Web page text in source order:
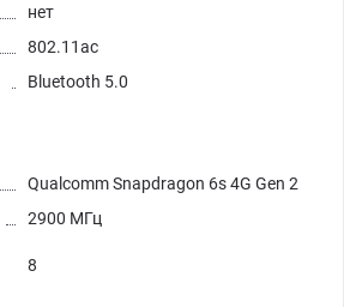
нет
802.11ac
Bluetooth 5.0
Qualcomm Snapdragon 6s 4G Gen 2
2900 МГц
8